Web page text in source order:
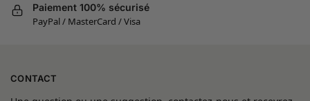
Paiement 100% sécurisé
PayPal / MasterCard / Visa
CONTACT